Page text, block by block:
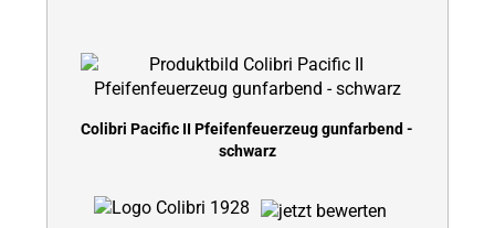
Colibri Pacific II Pfeifenfeuerzeug gunfarbend -
schwarz